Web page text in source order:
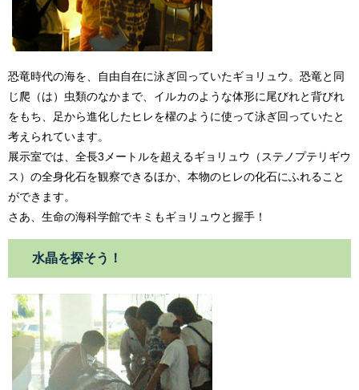
恐竜時代の海を、自由自在に泳ぎ回っていたギョリュウ。恐竜と同
じ爬（は）虫類のなかまで、イルカのような体形に尾びれと背びれ
をもち、足から進化したヒレを櫂のように使って泳ぎ回っていたと
考えられています。
展示室では、全長3メートルを超えるギョリュウ（ステノプテリギウ
ス）の全身化石を観察できるほか、本物のヒレの化石にふれること
ができます。
さあ、生命の海科学館でキミもギョリュウと握手！
水晶を探そう！